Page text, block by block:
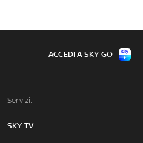
Servizi:
SKY TV
ACCEDI A SKY GO